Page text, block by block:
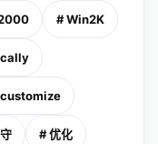
# Win2K
# 优化